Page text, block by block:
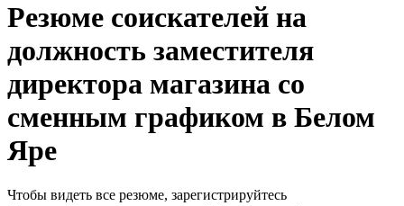
Резюме соискателей на
должность заместителя
директора магазина со
сменным графиком в Белом
Яре
Чтобы видеть все резюме, зарегистрируйтесь